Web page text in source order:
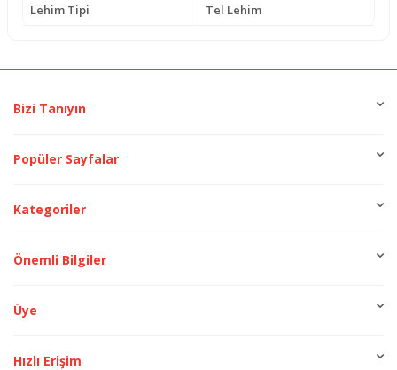
Lehim Tipi
Tel Lehim
Bizi Tanıyın
Popüler Sayfalar
Kategoriler
Önemli Bilgiler
Üye
Hızlı Erişim